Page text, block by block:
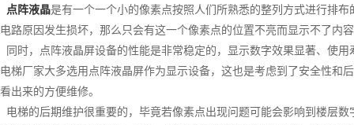
点阵液晶是有一个一个小的像素点按照人们所熟悉的整列方式进行排
电路原因发生损坏，那么只会有这一个像素点的位置不亮而显示不了内
同时，点阵液晶屏设备的性能是非常稳定的，显示数字效果显著、使
电梯厂家大多选用点阵液晶屏作为显示设备，这也是考虑到了安全性和
看出来的方便维修。
电梯的后期维护很重要的，毕竟若像素点出现问题可能会影响到楼层